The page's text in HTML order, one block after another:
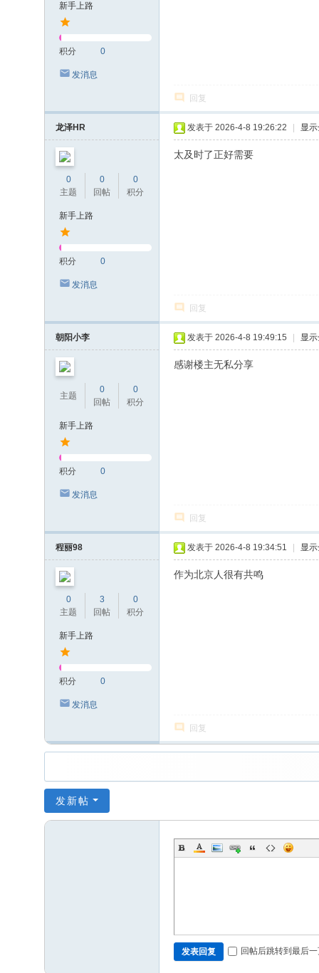
新手上路
积分 0
发消息
回复
龙泽HR
0
主题
0
回帖
0
积分
新手上路
积分 0
发消息
发表于 2026-4-8 19:26:22 显
太及时了正好需要
回复
朝阳小李
主题
0
回帖
0
积分
新手上路
积分 0
发消息
发表于 2026-4-8 19:49:15 显
感谢楼主无私分享
回复
程丽98
0
主题
3
回帖
0
积分
新手上路
积分 0
发消息
发表于 2026-4-8 19:34:51 显
作为北京人很有共鸣
回复
发新帖
发表回复 回帖后跳转到最后